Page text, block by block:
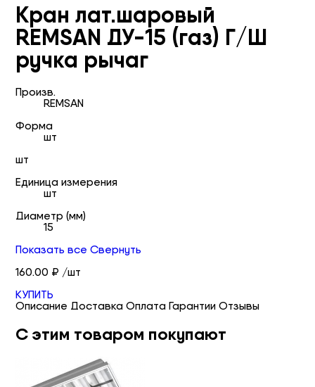
Кран лат.шаровый
REMSAN ДУ-15 (газ) Г/Ш
ручка рычаг
Произв.
REMSAN
Форма
шт
шт
Единица измерения
шт
Диаметр (мм)
15
Показать все Свернуть
160.00 ₽ /шт
КУПИТЬ
Описание Доставка Оплата Гарантии Отзывы
С этим товаром покупают